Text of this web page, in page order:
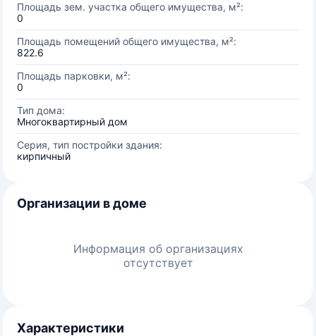
Площадь зем. участка общего имущества, м²:
0
Площадь помещений общего имущества, м²:
822.6
Площадь парковки, м²:
0
Тип дома:
Многоквартирный дом
Серия, тип постройки здания:
кирпичный
Организации в доме
Информация об организациях
отсутствует
Характеристики